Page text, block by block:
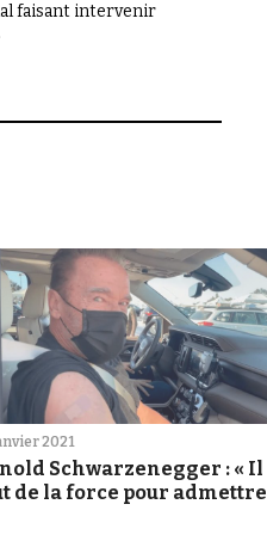
faisant intervenir
2021
Schwarzenegger : « Il
de la force pour admettre